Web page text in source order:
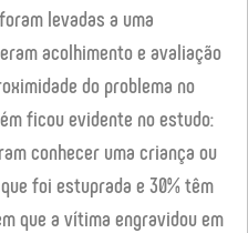
levadas a uma
acolhimento e avaliação
do problema no
ficou evidente no estudo:
conhecer uma criança ou
foi estuprada e 30% têm
que a vítima engravidou em